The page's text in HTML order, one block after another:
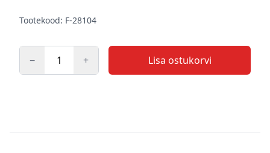
Kirjeldus
Tootekood: F-28104
− + Lisa ostukorvi